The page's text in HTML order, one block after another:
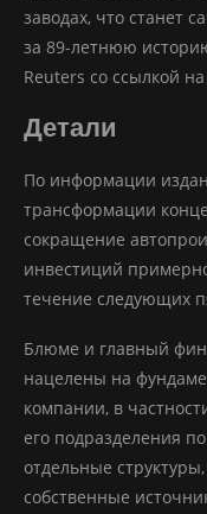
заводах, что станет
за 89-летнюю
Reuters со ссылкой
Детали
По информации
трансформации
сокращение
инвестиций
течение следующих
Блюме и главный
нацелены на
компании, в
его подразделения
отдельные
собственные